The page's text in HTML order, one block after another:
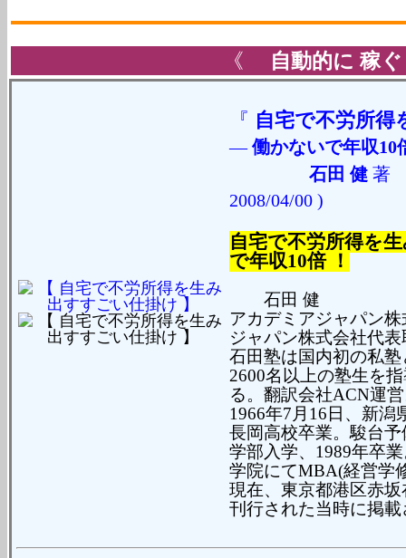
《 自動的に 稼ぐ
『 自宅で不労所得
―働かないで年収10
石田 健
2008/04/00 )
自宅で不労所得を
で年収10倍 ！
石田 健
アカデミアジャパン
ジャパン株式会社代
石田塾は国内初の私
2600名以上の塾生を
る。翻訳会社ACN運
1966年7月16日、新潟
長岡高校卒業。駿台
学部入学、1989年卒
学院にてMBA(経営学
現在、東京都港区赤
刊行された当時に掲